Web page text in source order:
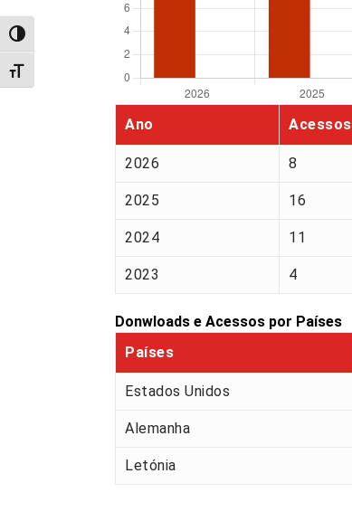
Alternar alto contraste
Alternar tamanho da fonte
Ano Acessos
2026 8
2025 16
2024 11
2023 4
Donwloads e Acessos por Países
Países
Estados Unidos
Alemanha
Letónia